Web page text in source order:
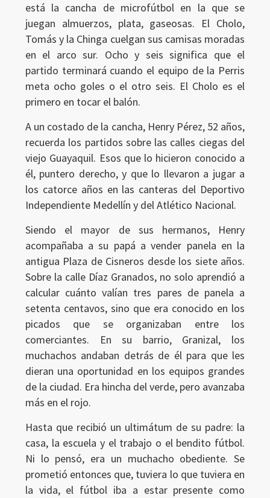
está la cancha de microfútbol en la que se
juegan almuerzos, plata, gaseosas. El Cholo,
Tomás y la Chinga cuelgan sus camisas moradas
en el arco sur. Ocho y seis significa que el
partido terminará cuando el equipo de la Perris
meta ocho goles o el otro seis. El Cholo es el
primero en tocar el balón.
A un costado de la cancha, Henry Pérez, 52 años,
recuerda los partidos sobre las calles ciegas del
viejo Guayaquil. Esos que lo hicieron conocido a
él, puntero derecho, y que lo llevaron a jugar a
los catorce años en las canteras del Deportivo
Independiente Medellín y del Atlético Nacional.
Siendo el mayor de sus hermanos, Henry
acompañaba a su papá a vender panela en la
antigua Plaza de Cisneros desde los siete años.
Sobre la calle Díaz Granados, no solo aprendió a
calcular cuánto valían tres pares de panela a
setenta centavos, sino que era conocido en los
picados que se organizaban entre los
comerciantes. En su barrio, Granizal, los
muchachos andaban detrás de él para que les
dieran una oportunidad en los equipos grandes
de la ciudad. Era hincha del verde, pero avanzaba
más en el rojo.
Hasta que recibió un ultimátum de su padre: la
casa, la escuela y el trabajo o el bendito fútbol.
Ni lo pensó, era un muchacho obediente. Se
prometió entonces que, tuviera lo que tuviera en
la vida, el fútbol iba a estar presente como